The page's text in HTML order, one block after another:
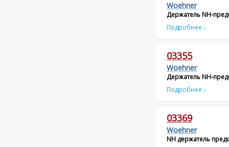
Woehner
Держатель NH-
Подробнее ↓
03355
Woehner
Держатель NH-
Подробнее ↓
03369
Woehner
NH держатель